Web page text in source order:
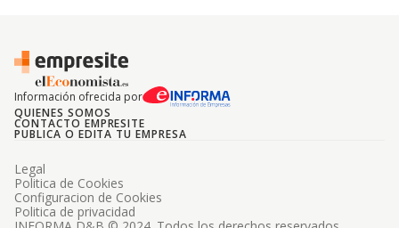
Información ofrecida por
QUIENES SOMOS
CONTACTO EMPRESITE
PUBLICA O EDITA TU EMPRESA
Legal
Politica de Cookies
Configuracion de Cookies
Politica de privacidad